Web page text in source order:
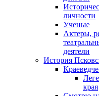
личности
Ученые
Актеры,
деятели
История
края